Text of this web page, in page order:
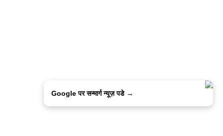
Google पर सन्मार्ग न्यूज़ पडे →